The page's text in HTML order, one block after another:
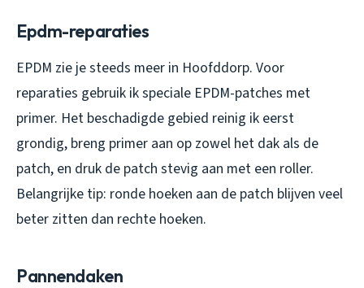
Epdm-reparaties
EPDM zie je steeds meer in Hoofddorp. Voor
reparaties gebruik ik speciale EPDM-patches met
primer. Het beschadigde gebied reinig ik eerst
grondig, breng primer aan op zowel het dak als de
patch, en druk de patch stevig aan met een roller.
Belangrijke tip: ronde hoeken aan de patch blijven veel
beter zitten dan rechte hoeken.
Pannendaken